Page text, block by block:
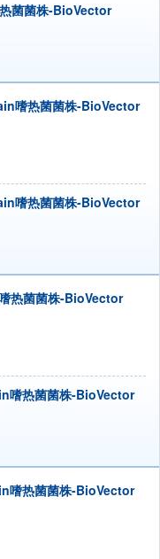
菌菌株-BioVector
嗜热菌菌株-BioVector
嗜热菌菌株-BioVector
热菌菌株-BioVector
嗜热菌菌株-BioVector
嗜热菌菌株-BioVector